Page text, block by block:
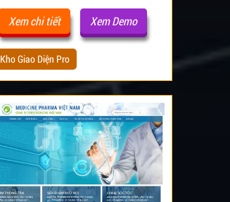
Xem chi tiết Xem Demo
Kho Giao Diện Pro